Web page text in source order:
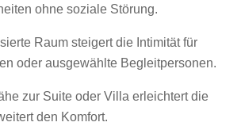
ohne soziale Störung.
Raum steigert die Intimität für
oder ausgewählte Begleitpersonen.
zur Suite oder Villa erleichtert die
den Komfort.